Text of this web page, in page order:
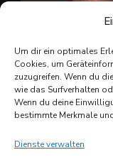
Um dir ein optimales
Cookies, um
zuzugreifen. Wenn du
wie das Surfverhalten
Wenn du deine
bestimmte Merkmale
Dienste verwalten
Ing.